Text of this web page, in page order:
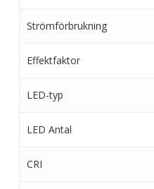
Strömförbrukning
Effektfaktor
LED-typ
LED Antal
CRI